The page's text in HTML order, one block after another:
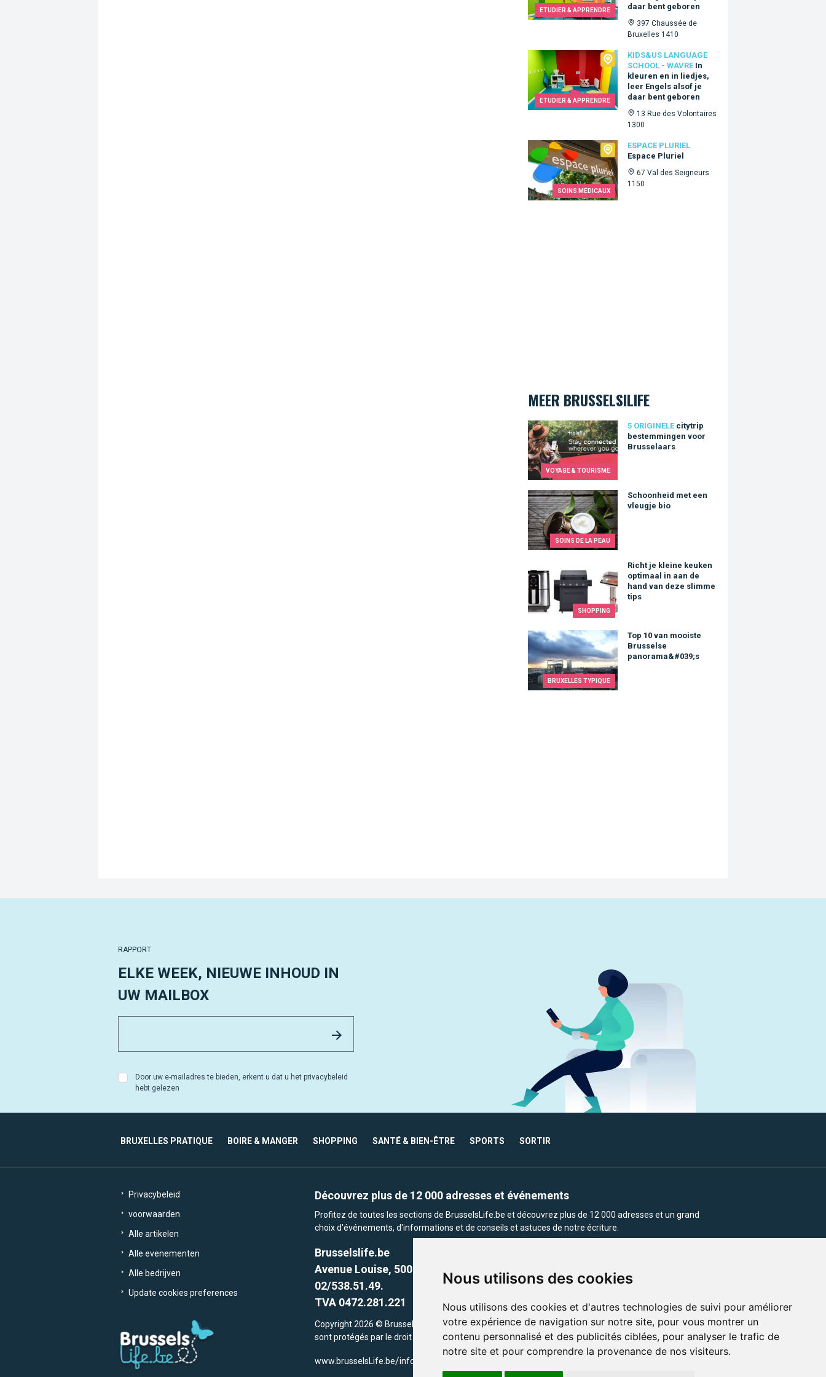
Nous utilisons des cookies
Nous utilisons des cookies et d'autres technologies de suivi pour améliorer
votre expérience de navigation sur notre site, pour vous montrer un
contenu personnalisé et des publicités ciblées, pour analyser le trafic de
notre site et pour comprendre la provenance de nos visiteurs.
ETUDIER & APPRENDRE
daar bent geboren
397 Chaussée de
Bruxelles 1410
ETUDIER & APPRENDRE
KIDS&US LANGUAGE
SCHOOL - WAVRE In
kleuren en in liedjes,
leer Engels alsof je
daar bent geboren
13 Rue des Volontaires
1300
Kids&Us language school - Wavre
SOINS MÉDICAUX
ESPACE PLURIEL
Espace Pluriel
67 Val des Seigneurs
1150
Espace Pluriel
MEER BRUSSELSILIFE
VOYAGE & TOURISME
5 ORIGINELE citytrip
bestemmingen voor
Brusselaars
citytrip bestemmingen voor Brusselaars
SOINS DE LA PEAU
Schoonheid met een
vleugje bio
Schoonheid met een vleugje bio
SHOPPING
Richt je kleine keuken
optimaal in aan de
hand van deze slimme
tips
Richt je kleine keuken optimaal in aan de hand van deze slimme tips
BRUXELLES TYPIQUE
Top 10 van mooiste
Brusselse
panorama&#039;s
Top 10 van mooiste Brusselse panorama&#039;s
RAPPORT
ELKE WEEK, NIEUWE INHOUD IN
UW MAILBOX
Door uw e-mailadres te bieden, erkent u dat u het privacybeleid
hebt gelezen
BRUXELLES PRATIQUE BOIRE & MANGER SHOPPING SANTÉ & BIEN-ÊTRE SPORTS SORTIR
Privacybeleid
voorwaarden
Alle artikelen
Alle evenementen
Alle bedrijven
Update cookies preferences
Découvrez plus de 12 000 adresses et événements
Profitez de toutes les sections de BrusselsLife.be et découvrez plus de 12 000 adresses et un grand
choix d'événements, d'informations et de conseils et astuces de notre écriture.
Brusselslife.be
Avenue Louise, 500 -1050 Ixelles, Brussels,
02/538.51.49.
TVA 0472.281.221
Copyright 2026 © Brusselslife.be Tous droits réservés. Le contenu et les images utilisés sur ce site
sont protégés par le droit d'auteur. la propriétaires respectifs.
www.brusselsLife.be/info@brusselslife.be